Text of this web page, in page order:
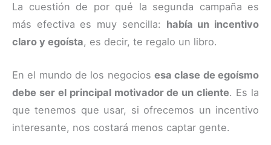
La cuestión de por qué la segunda campaña es
más efectiva es muy sencilla: había un incentivo
claro y egoísta, es decir, te regalo un libro.
En el mundo de los negocios esa clase de egoísmo
debe ser el principal motivador de un cliente. Es la
que tenemos que usar, si ofrecemos un incentivo
interesante, nos costará menos captar gente.